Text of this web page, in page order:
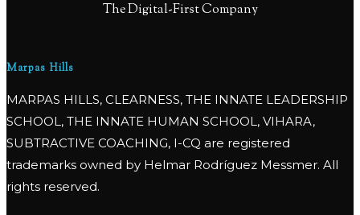
The Digital-First Company
Marpas Hills
MARPAS HILLS, CLEARNESS, THE INNATE LEADERSHIP
SCHOOL, THE INNATE HUMAN SCHOOL, VIHARA,
SUBTRACTIVE COACHING, I-CQ are registered
trademarks owned by Helmar Rodríguez Messmer. All
rights reserved.